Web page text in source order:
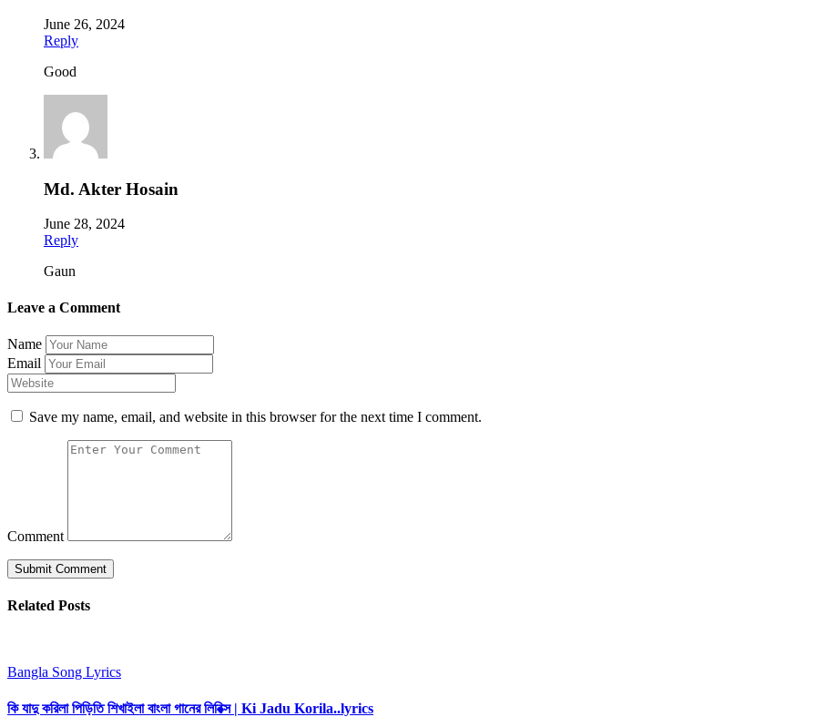
June 26, 2024
Reply
Good
Md. Akter Hosain
June 28, 2024
Reply
Gaun
Leave a Comment
Name
Email
Save my name, email, and website in this browser for the next time I comment.
Comment
Related Posts
Bangla Song Lyrics
কি যাদু করিলা পিড়িতি শিখাইলা বাংলা গানের লিরিক্স | Ki Jadu Korila..lyrics